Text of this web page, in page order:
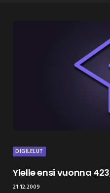
DIGILELUT
Ylelle ensi vuonna
21.12.2009